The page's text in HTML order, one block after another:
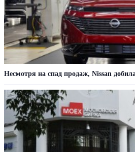
Несмотря на спад продаж, Nissan